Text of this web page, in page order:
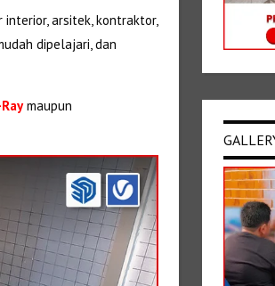
arsitek, kontraktor,
dipelajari, dan
maupun